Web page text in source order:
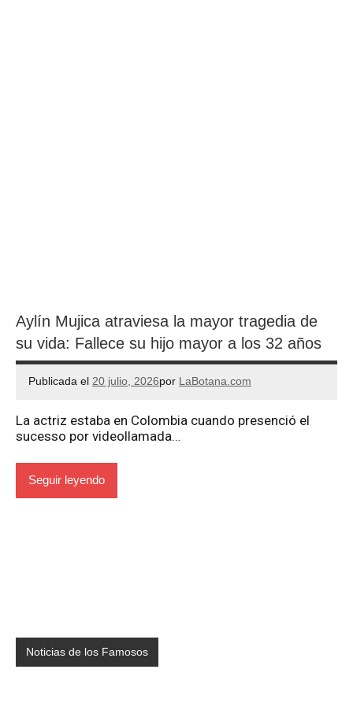
Aylín Mujica atraviesa la mayor tragedia de
su vida: Fallece su hijo mayor a los 32 años
Publicada el 20 julio, 2026por LaBotana.com
La actriz estaba en Colombia cuando presenció el
sucesso por videollamada…
Seguir leyendo
Noticias de los Famosos